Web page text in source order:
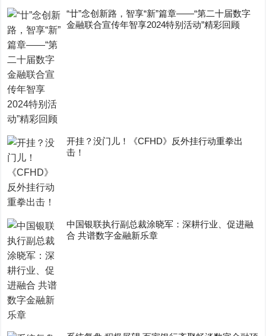
“廿”念创新路，智享“新”篇章——“第二十届数字
金融联合宣传年智享2024特别活动”精彩回顾
开挂？没门儿！《CFHD》反外挂行动重拳出
击！
中国银联执行副总裁涂晓军：深耕行业、促进融
合 共谱数字金融新乐章